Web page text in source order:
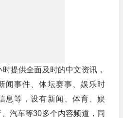
提供全面及时的中文资讯，
闻事件、体坛赛事、娱乐时
息等，设有新闻、体育、娱
汽车等30多个内容频道，同